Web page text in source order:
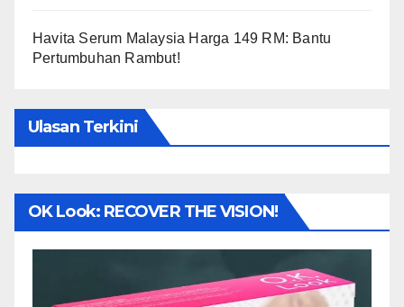
Havita Serum Malaysia Harga 149 RM: Bantu
Pertumbuhan Rambut!
Ulasan Terkini
OK Look: RECOVER THE VISION!